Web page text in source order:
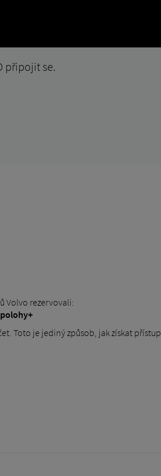
připojit se.
Volvo rezervovali:
Toto je jediný způsob, jak získat